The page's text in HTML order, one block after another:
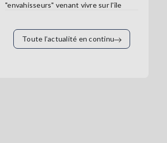
"envahisseurs" venant vivre sur l'île
Toute l’actualité en continu